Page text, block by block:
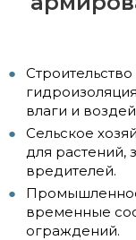
влаги и
Сельское
для растений,
вредителей.
временные
ограждений.